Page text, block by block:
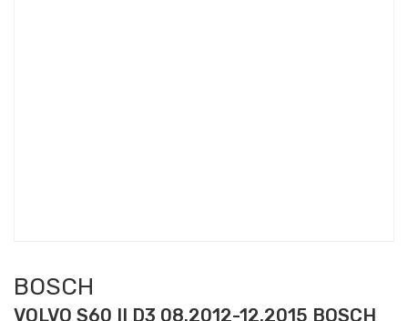
BOSCH
VOLVO S60 II D3 08.2012-12.2015 BOSCH